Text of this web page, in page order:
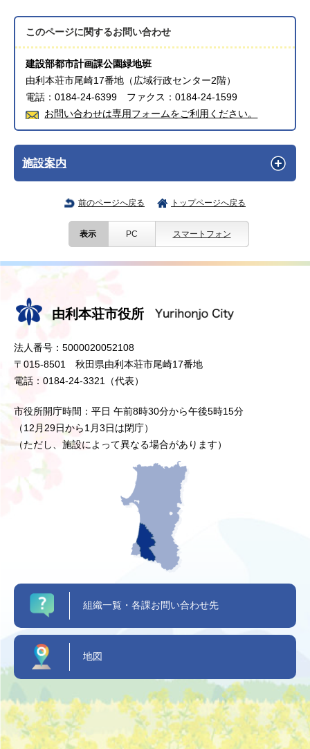
このページに関するお問い合わせ
建設部都市計画課公園緑地班
由利本荘市尾崎17番地（広域行政センター2階）
電話：0184-24-6399 ファクス：0184-24-1599
お問い合わせは専用フォームをご利用ください。
施設案内
前のページへ戻る トップページへ戻る
表示 PC スマートフォン
由利本荘市役所
法人番号：5000020052108
〒015-8501 秋田県由利本荘市尾崎17番地
電話：0184-24-3321（代表）
市役所開庁時間：平日 午前8時30分から午後5時15分
（12月29日から1月3日は閉庁）
（ただし、施設によって異なる場合があります）
組織一覧・各課お問い合わせ先
地図